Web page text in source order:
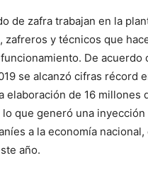
de zafra trabajan en la
zafreros y técnicos que
De acuerdo
se alcanzó cifras récord
elaboración de 16 millones
que generó una inyección
a la economía
año.